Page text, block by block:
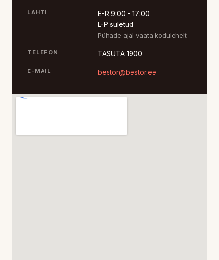
LAHTI
E-R 9:00 - 17:00
L-P suletud
Pühade ajal vaata kodulehelt
TELEFON TASUTA 1900
E-MAIL bestor@bestor.ee